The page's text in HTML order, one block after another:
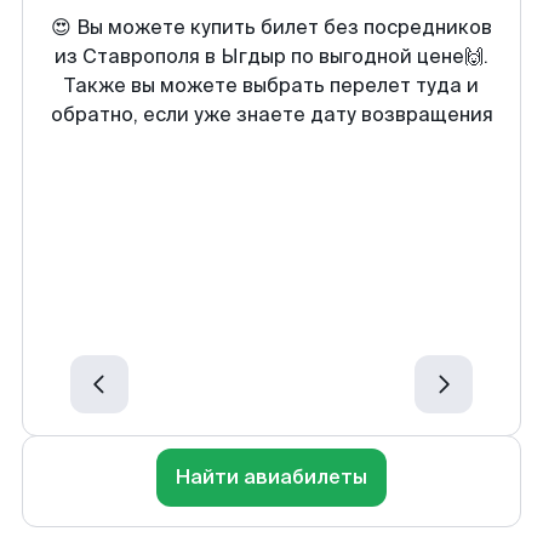
😍 Вы можете купить билет без посредников
из Ставрополя в Ыгдыр по выгодной цене🙌.
Также вы можете выбрать перелет туда и
обратно, если уже знаете дату возвращения
Найти авиабилеты